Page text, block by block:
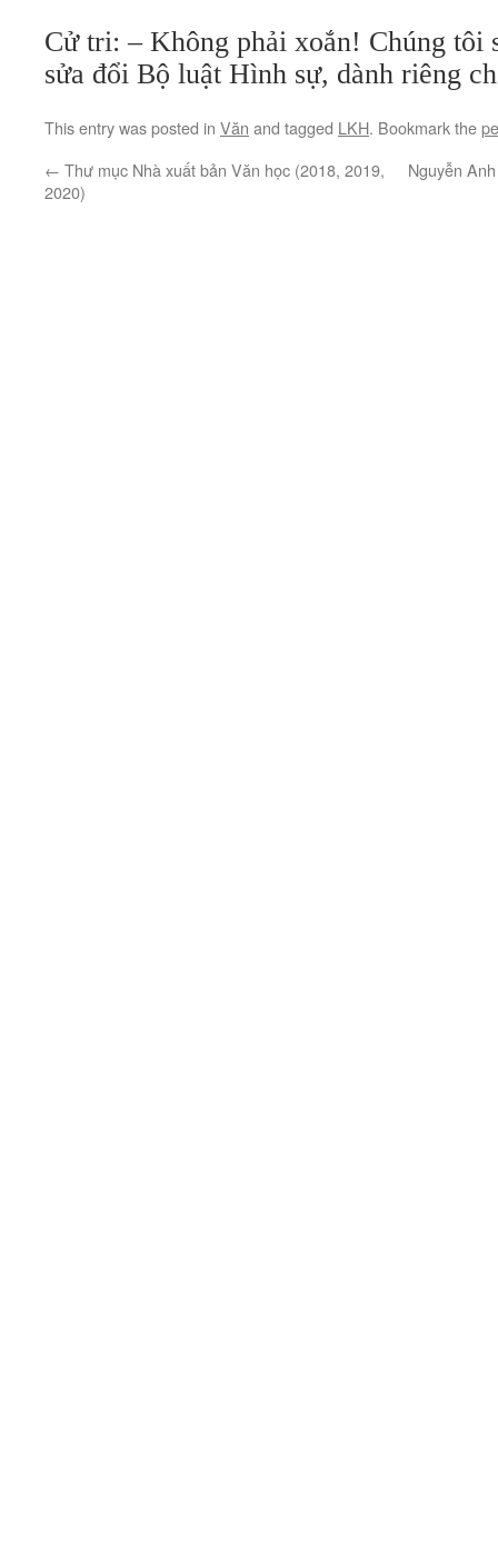
Cử tri: – Không phải xoắn! Chúng tôi
sửa đổi Bộ luật Hình sự, dành riêng
This entry was posted in Văn and tagged LKH. Bookmark the
← Thư mục Nhà xuất bản Văn học (2018, 2019,
2020)
Nguyễn